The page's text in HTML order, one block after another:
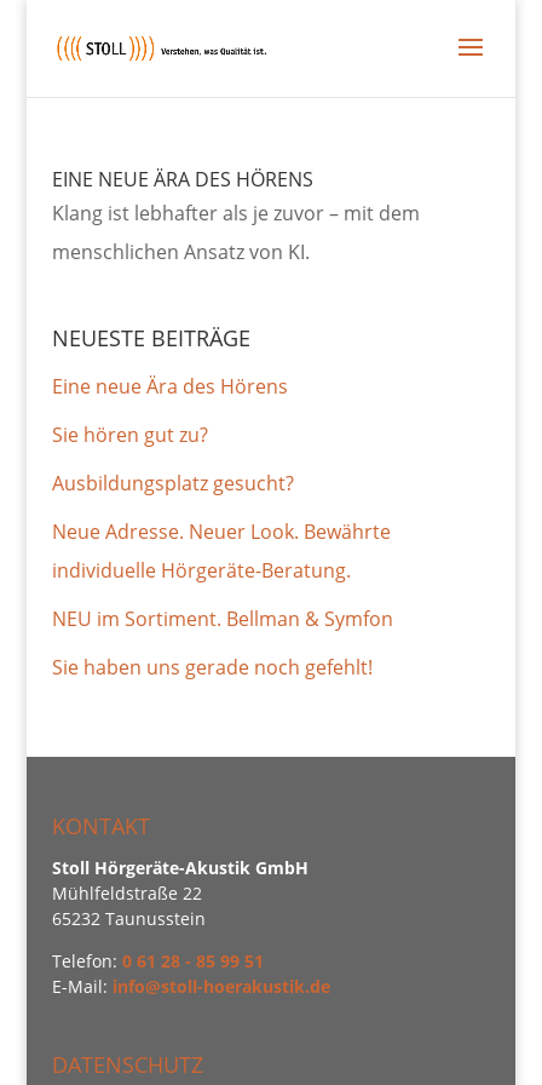
EINE NEUE ÄRA DES HÖRENS
Klang ist lebhafter als je zuvor – mit dem
menschlichen Ansatz von KI.
NEUESTE BEITRÄGE
Eine neue Ära des Hörens
Sie hören gut zu?
Ausbildungsplatz gesucht?
Neue Adresse. Neuer Look. Bewährte
individuelle Hörgeräte-Beratung.
NEU im Sortiment. Bellman & Symfon
Sie haben uns gerade noch gefehlt!
KONTAKT
Stoll Hörgeräte-Akustik GmbH
Mühlfeldstraße 22
65232 Taunusstein
Telefon: 0 61 28 - 85 99 51
E-Mail: info@stoll-hoerakustik.de
DATENSCHUTZ